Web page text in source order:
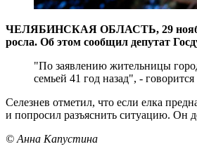
ЧЕЛЯБИНСКАЯ ОБЛАСТЬ, 29 ноября,
росла. Об этом сообщил депутат
"По заявлению жительницы
семьей 41 год назад", -
Селезнев отметил, что если елка
и попросил разъяснить ситуацию. Он
© Анна Капустина